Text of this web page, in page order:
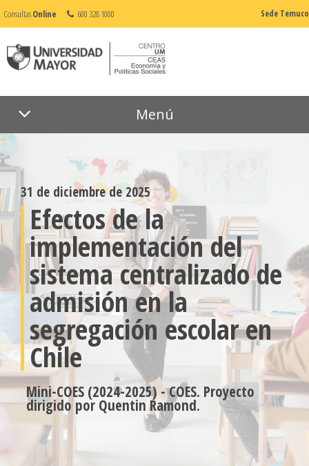
ConsultasOnline 600 328 1000 Sede Temuco
Menú
31 de diciembre de 2025
Efectos de la
implementación del
sistema centralizado de
admisión en la
segregación escolar en
Chile
Mini-COES (2024-2025) - COES. Proyecto
dirigido por Quentin Ramond.